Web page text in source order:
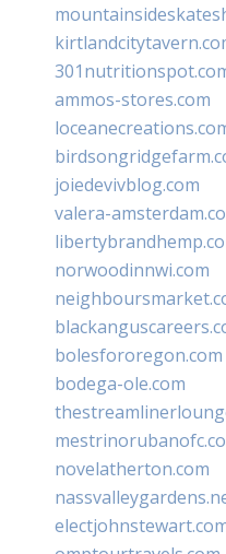
ammos-stores.com
joiedevivblog.com
valera-
norwoodinnwi.com
bolesfororegon.com
bodega-ole.com
novelatherton.com